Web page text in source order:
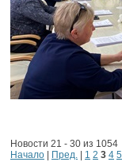
Новости 21 - 30 из 1054
Начало
Пред. 1 2 3 4 5